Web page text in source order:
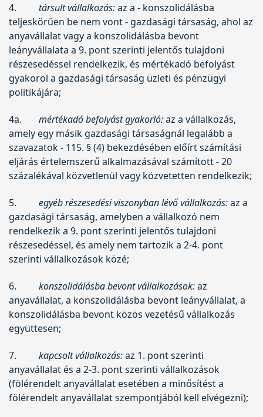
4. társult vállalkozás:az a - konszolidálásba
teljeskörűen be nem vont - gazdasági társaság, ahol az
anyavállalat vagy a konszolidálásba bevont
leányvállalata a 9. pont szerinti jelentős tulajdoni
részesedéssel rendelkezik, és mértékadó befolyást
gyakorol a gazdasági társaság üzleti és pénzügyi
politikájára;
4a. mértékadó befolyást gyakorló:az a vállalkozás,
amely egy másik gazdasági társaságnál legalább a
szavazatok - 115. § (4) bekezdésében előírt számítási
eljárás értelemszerű alkalmazásával számított - 20
százalékával közvetlenül vagy közvetetten rendelkezik;
5. egyéb részesedési viszonyban lévő vállalkozás:az a
gazdasági társaság, amelyben a vállalkozó nem
rendelkezik a 9. pont szerinti jelentős tulajdoni
részesedéssel, és amely nem tartozik a 2-4. pont
szerinti vállalkozások közé;
6. konszolidálásba bevont vállalkozások:az
anyavállalat, a konszolidálásba bevont leányvállalat, a
konszolidálásba bevont közös vezetésű vállalkozás
együttesen;
7. kapcsolt vállalkozás:az 1. pont szerinti
anyavállalat és a 2-3. pont szerinti vállalkozások
(fölérendelt anyavállalat esetében a minősítést a
fölérendelt anyavállalat szempontjából kell elvégezni);